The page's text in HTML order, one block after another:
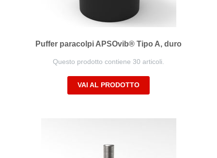
Puffer paracolpi APSOvib® Tipo A, duro
Questo prodotto contiene 30 articoli.
VAI AL PRODOTTO